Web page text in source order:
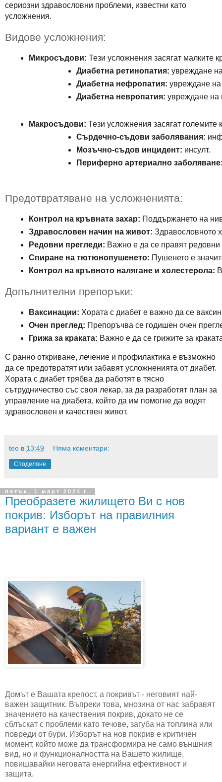
сериозни здравословни проблеми, известни като
усложнения.
Видове усложнения:
Микросъдови: Тези усложнения засягат малките
Диабетна ретинопатия: увреждане
Диабетна нефропатия: увреждане на
Диабетна невропатия: увреждане на
Макросъдови: Тези усложнения засягат
Сърдечно-съдови заболявания:
Мозъчно-съдов инцидент: инсулт.
Периферно артериално
Предотвратяване на усложненията:
Контрол на кръвната захар: Поддържането на
Здравословен начин на живот: Здравословното
Редовни прегледи: Важно е да се правят редовни
Спиране на тютюнопушенето: Пушенето е
Контрол на кръвното налягане и холестерола:
Допълнителни препоръки:
Ваксинации: Хората с диабет е важно да се
Очен преглед: Препоръчва се годишен очен
Грижа за краката: Важно е да се грижите за
С ранно откриване, лечение и профилактика е възможно
да се предотвратят или забавят усложненията от диабет.
Хората с диабет трябва да работят в тясно
сътрудничество със своя лекар, за да разработят план за
управление на диабета, който да им помогне да водят
здравословен и качествен живот.
teo в 13:49 Няма коментари:
Споделяне
петък, 1 март 2024 г.
Преобразете жилището Ви с нов
покрив: Изборът на правилния
вариант е важен
Домът е Вашата крепост, а покривът - неговият най-
важен защитник. Въпреки това, мнозина от нас забравят
значението на качествения покрив, докато не се
сблъскат с проблеми като течове, загуба на топлина или
повреди от бури. Изборът на нов покрив е критичен
момент, който може да трансформира не само външния
вид, но и функционалността на Вашето жилище,
повишавайки неговата енергийна ефективност и
защита.